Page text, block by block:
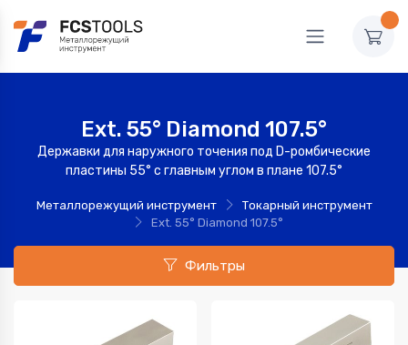
Ext. 55° Diamond 107.5°
Державки для наружного точения под D-ромбические
пластины 55° с главным углом в плане 107.5°
Металлорежущий инструмент
Токарный инструмент
Ext. 55° Diamond 107.5°
Фильтры